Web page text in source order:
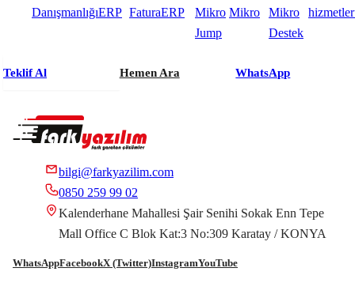
DanışmanlığıERP FaturaERP
Mikro
Jump
Mikro
Mikro
Destek
hizmetler
Teklif Al Hemen Ara WhatsApp
bilgi@farkyazilim.com
0850 259 99 02
Kalenderhane Mahallesi Şair Senihi Sokak Enn Tepe
Mall Office C Blok Kat:3 No:309 Karatay / KONYA
WhatsAppFacebookX (Twitter)InstagramYouTube